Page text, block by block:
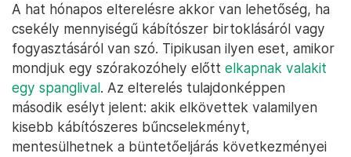
A hat hónapos elterelésre akkor van lehetőség, ha
csekély mennyiségű kábítószer birtoklásáról vagy
fogyasztásáról van szó. Tipikusan ilyen eset, amikor
mondjuk egy szórakozóhely előtt elkapnak valakit
egy spanglival. Az elterelés tulajdonképpen
második esélyt jelent: akik elkövettek valamilyen
kisebb kábítószeres bűncselekményt,
mentesülhetnek a büntetőeljárás következményei